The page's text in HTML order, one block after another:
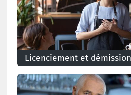
Licenciement et démission